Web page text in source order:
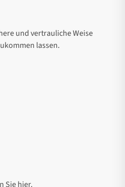
und vertrauliche Weise
lassen.
Siehier.